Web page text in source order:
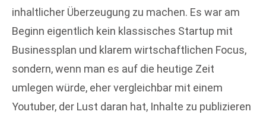
inhaltlicher Überzeugung zu machen. Es war am
Beginn eigentlich kein klassisches Startup mit
Businessplan und klarem wirtschaftlichen Focus,
sondern, wenn man es auf die heutige Zeit
umlegen würde, eher vergleichbar mit einem
Youtuber, der Lust daran hat, Inhalte zu publizieren